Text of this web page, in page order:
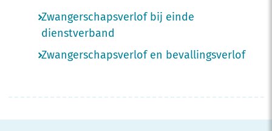
Zwangerschapsverlof bij einde
dienstverband
Zwangerschapsverlof en bevallingsverlof